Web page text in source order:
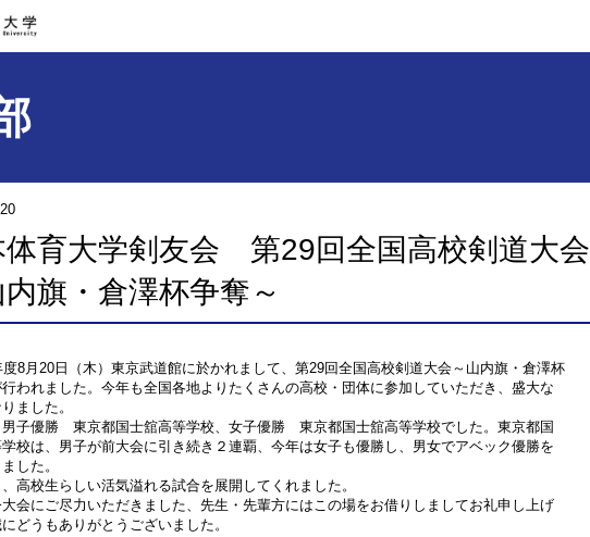
体育大学剣友会 第29回全国高校剣道大会
内旗・倉澤杯争奪～
8月20日（木）東京武道館に於かれまして、第29回全国高校剣道大会～山内旗・倉澤杯
われました。今年も全国各地よりたくさんの高校・団体に参加していただき、盛大な
ました。
男子優勝 東京都国士舘高等学校、女子優勝 東京都国士舘高等学校でした。東京都国
校は、男子が前大会に引き続き２連覇、今年は女子も優勝し、男女でアベック優勝を
した。
高校生らしい活気溢れる試合を展開してくれました。
大会にご尽力いただきました、先生・先輩方にはこの場をお借りしましてお礼申し上げ
どうもありがとうございました。